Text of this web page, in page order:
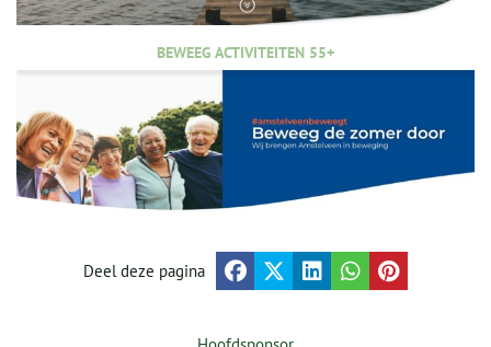
BEWEEG ACTIVITEITEN 55+
Deel deze pagina